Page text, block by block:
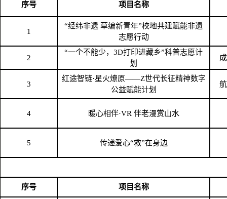
序号 项目名称
1
“经纬非遗 草编新青年”校地共建赋能非遗
志愿行动
2
“一个不能少，3D打印进藏乡”科普志愿计
划
3
红途智链·星火燎原——Z世代长征精神数字
公益赋能计划
4 暖心相伴·VR 伴老漫赏山水
5 传递爱心“救”在身边
序号 项目名称